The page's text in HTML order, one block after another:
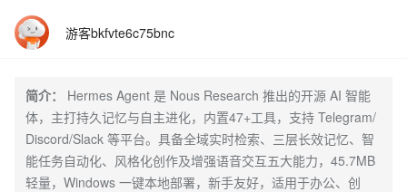
游客bkfvte6c75bnc
简介：
Hermes Agent 是 Nous Research 推出的开源 AI 智能
体，主打持久记忆与自主进化，内置47+工具，支持 Telegram/
Discord/Slack 等平台。具备全域实时检索、三层长效记忆、智
能任务自动化、风格化创作及增强语音交互五大能力，45.7MB
轻量，Windows 一键本地部署，新手友好，适用于办公、创